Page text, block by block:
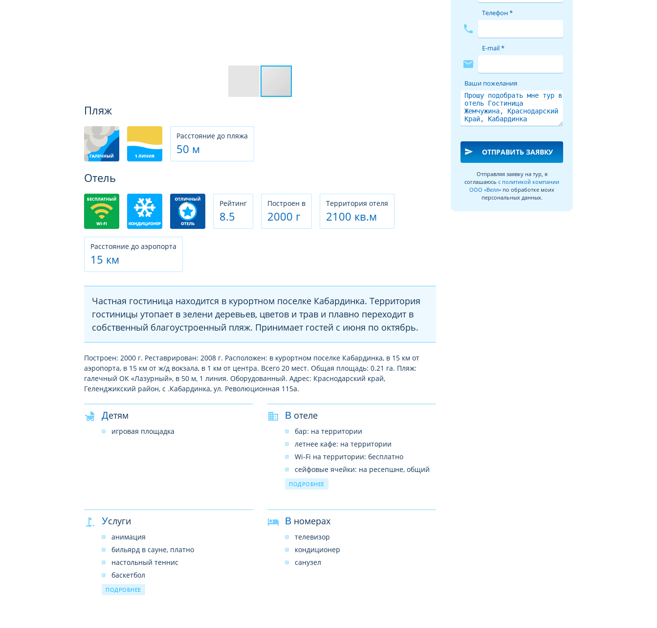
Пляж
Расстояние до пляжа
50 м
Отель
Рeйтинг
8.5
Построен в
2000 г
Территория отеля
2100 кв.м
Расстояние до аэропорта
15 км
Частная гостиница находится в курортном поселке Кабардинка. Территория
гостиницы утопает в зелени деревьев, цветов и трав и плавно переходит в
собственный благоустроенный пляж. Принимает гостей с июня по октябрь.
Построен: 2000 г. Реставрирован: 2008 г. Расположен: в курортном поселке Кабардинка, в 15 км от
аэропорта, в 15 км от ж/д вокзала, в 1 км от центра. Всего 20 мест. Общая площадь: 0.21 га. Пляж:
галечный ОК «Лазурный», в 50 м, 1 линия. Оборудованный. Адрес: Краснодарский край,
Геленджикский район, с .Кабардинка, ул. Революционная 115а.
Детям
игровая площадка
В отеле
бар: на территории
летнее кафе: на территории
Wi-Fi на территории: бесплатно
сейфовые ячейки: на ресепшне, общий
утреннее пробуждение по телефону
ПОДРОБНЕЕ
Услуги
анимация
бильярд в сауне, платно
настольный теннис
баскетбол
волейбол
ПОДРОБНЕЕ
В номерах
телевизор
кондиционер
санузел
phone
Телефон *
mail
E-mail *
Ваши пожелания
send ОТПРАВИТЬ ЗАЯВКУ
Отправляя заявку на тур, я
соглашаюсь с политикой компании
ООО «Велл» по обработке моих
персональных данных.